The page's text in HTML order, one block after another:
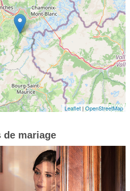
Leaflet |OpenStreetMap
mariage